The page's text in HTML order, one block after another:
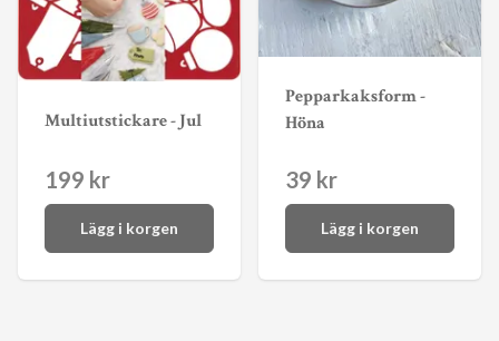
Multiutstickare - Jul
199 kr
Lägg i korgen
Pepparkaksform -
Höna
39 kr
Lägg i korgen